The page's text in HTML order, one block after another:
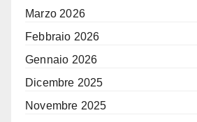
Marzo 2026
Febbraio 2026
Gennaio 2026
Dicembre 2025
Novembre 2025